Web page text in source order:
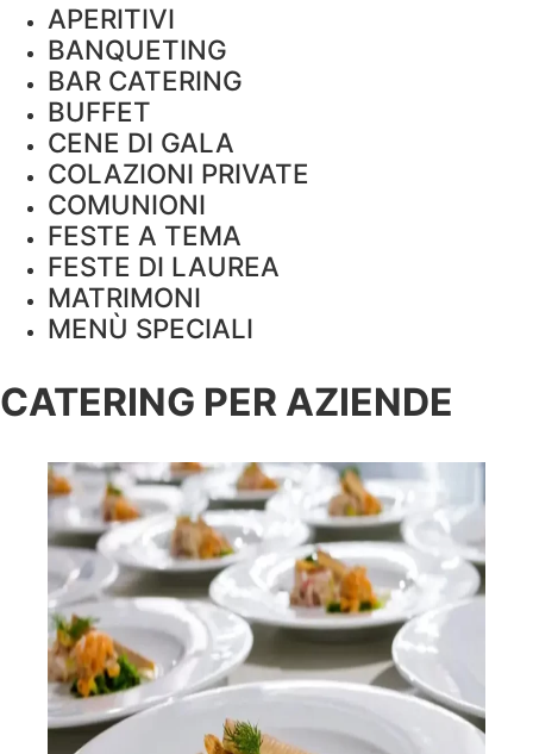
APERITIVI
BANQUETING
BAR CATERING
BUFFET
CENE DI GALA
COLAZIONI PRIVATE
COMUNIONI
FESTE A TEMA
FESTE DI LAUREA
MATRIMONI
MENÙ SPECIALI
CATERING PER AZIENDE